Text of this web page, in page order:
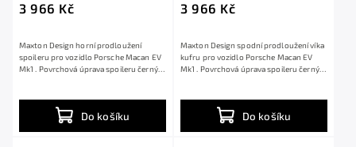
3 966 Kč
Do košíku
Maxton Design horní prodloužení
spoileru pro vozidlo Porsche Macan EV
Mk1 . Povrchová úprava spoileru černý
3 966 Kč
Do košíku
Maxton Design spodní prodloužení víka
kufru pro vozidlo Porsche Macan EV
Mk1 . Povrchová úprava spoileru černý